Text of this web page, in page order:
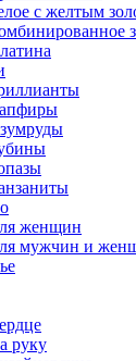
с желтым
женщин
мужчин и
руку